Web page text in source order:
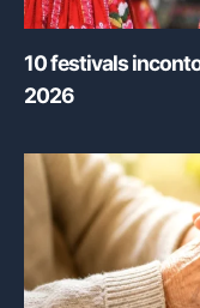
10 festivals
2026